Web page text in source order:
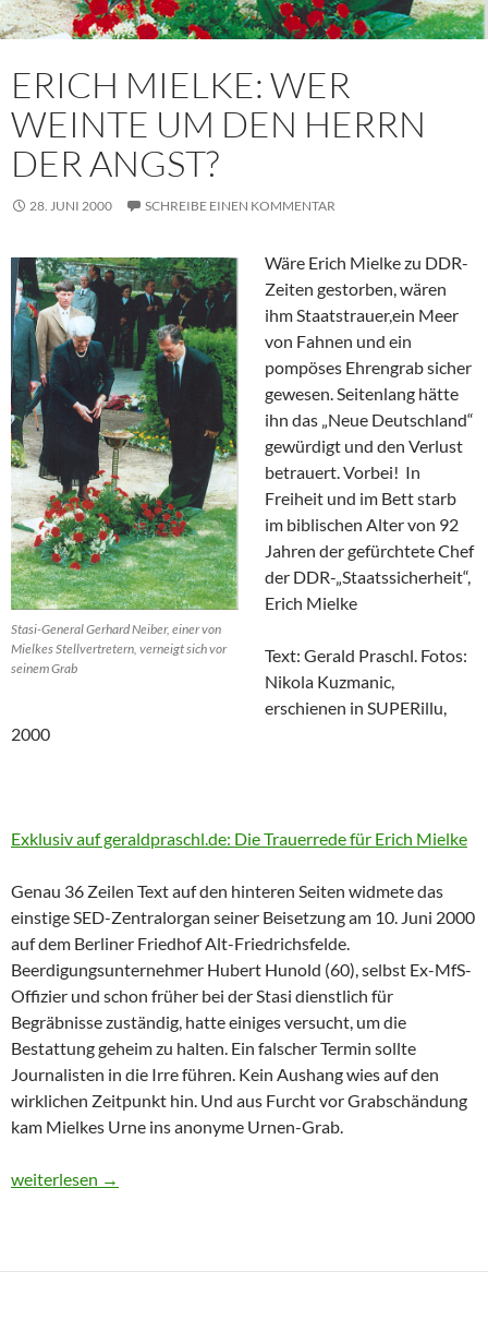
ERICH MIELKE: WER
WEINTE UM DEN HERRN
DER ANGST?
28. JUNI 2000 SCHREIBE EINEN KOMMENTAR
Stasi-General Gerhard Neiber, einer von
Mielkes Stellvertretern, verneigt sich vor
seinem Grab
Wäre Erich Mielke zu DDR-
Zeiten gestorben, wären
ihm Staatstrauer,ein Meer
von Fahnen und ein
pompöses Ehrengrab sicher
gewesen. Seitenlang hätte
ihn das „Neue Deutschland“
gewürdigt und den Verlust
betrauert. Vorbei! In
Freiheit und im Bett starb
im biblischen Alter von 92
Jahren der gefürchtete Chef
der DDR-„Staatssicherheit“,
Erich Mielke
Text: Gerald Praschl. Fotos:
Nikola Kuzmanic,
erschienen in SUPERillu,
2000
Exklusiv auf geraldpraschl.de: Die Trauerrede für Erich Mielke
Genau 36 Zeilen Text auf den hinteren Seiten widmete das
einstige SED-Zentralorgan seiner Beisetzung am 10. Juni 2000
auf dem Berliner Friedhof Alt-Friedrichsfelde.
Beerdigungsunternehmer Hubert Hunold (60), selbst Ex-MfS-
Offizier und schon früher bei der Stasi dienstlich für
Begräbnisse zuständig, hatte einiges versucht, um die
Bestattung geheim zu halten. Ein falscher Termin sollte
Journalisten in die Irre führen. Kein Aushang wies auf den
wirklichen Zeitpunkt hin. Und aus Furcht vor Grabschändung
kam Mielkes Urne ins anonyme Urnen-Grab.
Erich Mielke: Wer weinte um den Herrn der Angst?
weiterlesen →